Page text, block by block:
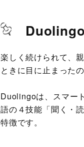
楽しく続けられて、
ときに目に止まった
Duolingoは、スマー
語の４技能「聞く・
特徴です。